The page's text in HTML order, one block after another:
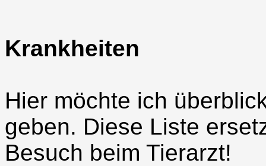
Krankheiten
Hier möchte ich
geben. Diese Liste
Besuch beim Tierarzt!